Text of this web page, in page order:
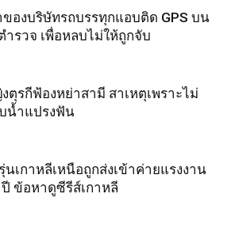
ของบริษัทรถบรรทุกแอบติด GPS บน
ำรวจ เพื่อหลบไม่ให้ถูกจับ
ตุรกีฟ้องหย่าสามี สาเหตุเพราะไม่
น้ำแปรงฟัน
นเกาหลีเหนือถูกส่งเข้าค่ายแรงงาน
ปี ข้อหาดูซีรีส์เกาหลี